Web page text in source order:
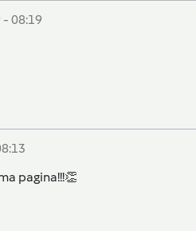
- 08:19
pagina!!!👏